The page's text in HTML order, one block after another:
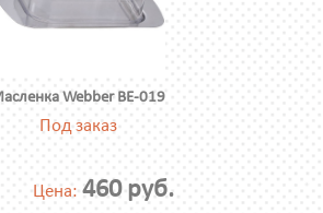
Webber ВЕ-019
Под заказ
Цена: 460 руб.